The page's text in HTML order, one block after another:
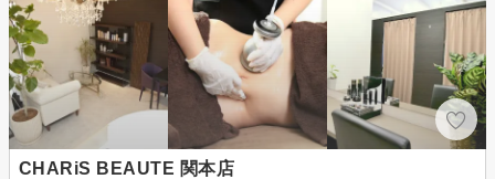
CHARiS BEAUTE 関本店